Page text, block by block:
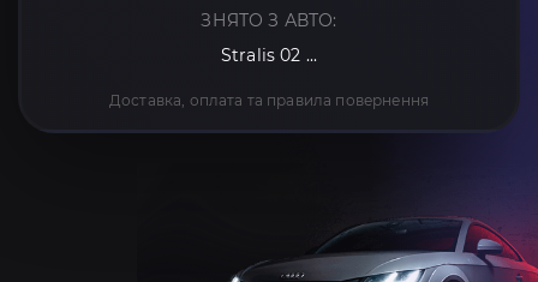
ЗНЯТО З АВТО:
Stralis 02 ...
Доставка, оплата та правила повернення